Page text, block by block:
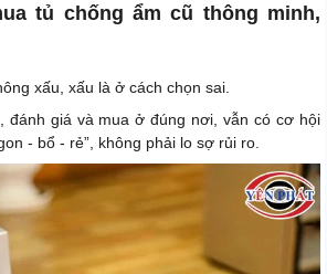
tủ chống ẩm cũ thông minh,
xấu, xấu là ở cách chọn sai.
đánh giá và mua ở đúng nơi, vẫn có cơ hội
- bổ - rẻ”, không phải lo sợ rủi ro.